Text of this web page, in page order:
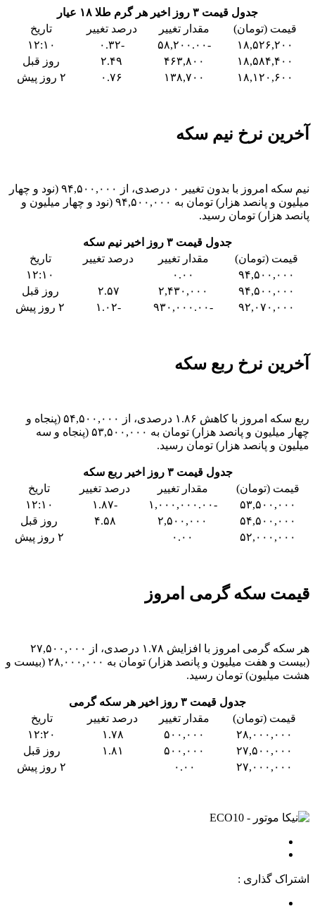
جدول قیمت ۳ روز اخیر هر گرم طلا ۱۸ عیار
قیمت (تومان)
مقدار تغییر درصد تغییر
تاریخ
۱۸,۵۲۶,۲۰۰
-۵۸,۲۰۰.۰۰ -۰.۳۲
۱۲:۱۰
۱۸,۵۸۴,۴۰۰
۴۶۳,۸۰۰ ۲.۴۹
روز قبل
۱۸,۱۲۰,۶۰۰
۱۳۸,۷۰۰ ۰.۷۶ ۲ روز پیش
آخرین نرخ نیم سکه
نیم سکه امروز با بدون تغییر ۰ درصدی، از ۹۴,۵۰۰,۰۰۰ (نود و چهار
میلیون و پانصد هزار) تومان به ۹۴,۵۰۰,۰۰۰ (نود و چهار میلیون و
پانصد هزار) تومان رسید.
جدول قیمت ۳ روز اخیر نیم سکه
قیمت (تومان)
مقدار تغییر درصد تغییر
تاریخ
۹۴,۵۰۰,۰۰۰
۰.۰۰
۱۲:۱۰
۹۴,۵۰۰,۰۰۰
۲,۴۳۰,۰۰۰ ۲.۵۷
روز قبل
۹۲,۰۷۰,۰۰۰
-۹۳۰,۰۰۰.۰۰ -۱.۰۲ ۲ روز پیش
آخرین نرخ ربع سکه
ربع سکه امروز با کاهش ۱.۸۶ درصدی، از ۵۴,۵۰۰,۰۰۰ (پنجاه و
چهار میلیون و پانصد هزار) تومان به ۵۳,۵۰۰,۰۰۰ (پنجاه و سه
میلیون و پانصد هزار) تومان رسید.
جدول قیمت ۳ روز اخیر ربع سکه
قیمت (تومان)
مقدار تغییر درصد تغییر
تاریخ
۵۳,۵۰۰,۰۰۰
-۱,۰۰۰,۰۰۰.۰۰ -۱.۸۷
۱۲:۱۰
۵۴,۵۰۰,۰۰۰
۲,۵۰۰,۰۰۰ ۴.۵۸
روز قبل
۵۲,۰۰۰,۰۰۰
۰.۰۰ ۲ روز پیش
قیمت سکه گرمی امروز
هر سکه گرمی امروز با افزایش ۱.۷۸ درصدی، از ۲۷,۵۰۰,۰۰۰
(بیست و هفت میلیون و پانصد هزار) تومان به ۲۸,۰۰۰,۰۰۰ (بیست و
هشت میلیون) تومان رسید.
جدول قیمت ۳ روز اخیر هر سکه گرمی
قیمت (تومان)
مقدار تغییر درصد تغییر
تاریخ
۲۸,۰۰۰,۰۰۰
۵۰۰,۰۰۰ ۱.۷۸
۱۲:۲۰
۲۷,۵۰۰,۰۰۰
۵۰۰,۰۰۰ ۱.۸۱
روز قبل
۲۷,۰۰۰,۰۰۰
۰.۰۰ ۲ روز پیش
اشتراک گذاری :